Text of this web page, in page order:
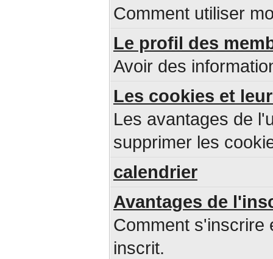
Comment utiliser
Le profil des
Avoir des
Les cookies et
Les avantages de
supprimer les
calendrier
Avantages de
Comment s'inscrire
inscrit.